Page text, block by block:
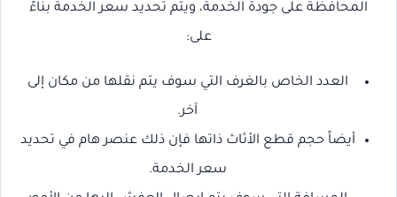
المحافظة على جودة الخدمة، ويتم تحديد سعر الخدمة بناءً
على:
العدد الخاص بالغرف التي سوف يتم نقلها من مكان إلى
آخر.
أيضاً حجم قطع الأثاث ذاتها فإن ذلك عنصر هام في تحديد
سعر الخدمة.